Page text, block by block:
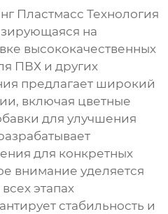
Пластмасс Технология
на
высококачественных
ПВХ и других
предлагает широкий
включая цветные
для улучшения
для конкретных
внимание уделяется
этапах
стабильность и